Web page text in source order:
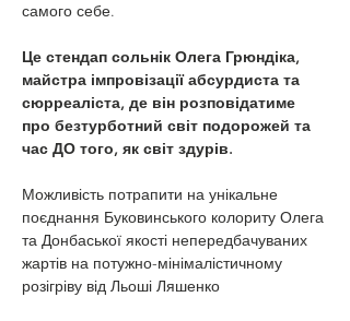
самого себе.
Це стендап сольнік Олега Грюндіка,
майстра імпровізації абсурдиста та
сюрреаліста, де він розповідатиме
про безтурботний світ подорожей та
час ДО того, як світ здурів.
Можливість потрапити на унікальне
поєднання Буковинського колориту Олега
та Донбаської якості непередбачуваних
жартів на потужно-мінімалістичному
розігріву від Льоші Ляшенко